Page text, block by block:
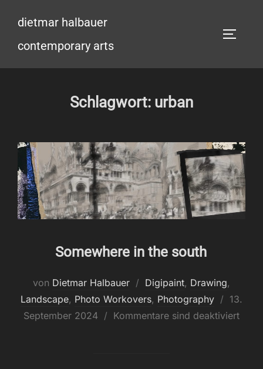
Inhalt
springen
dietmar halbauer
contemporary arts
Schlagwort: urban
Somewhere in the south
von Dietmar Halbauer Digipaint, Drawing,
Landscape, Photo Workovers, Photography
am
13.
September 2024
Kommentare sind deaktiviert